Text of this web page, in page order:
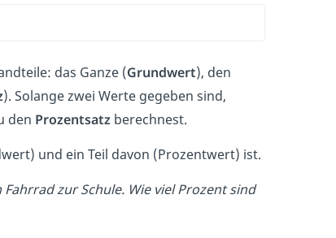
das Ganze (Grundwert), den
). Solange zwei Werte gegeben sind,
den Prozentsatz berechnest.
und ein Teil davon (Prozentwert) ist.
zur Schule. Wie viel Prozent sind